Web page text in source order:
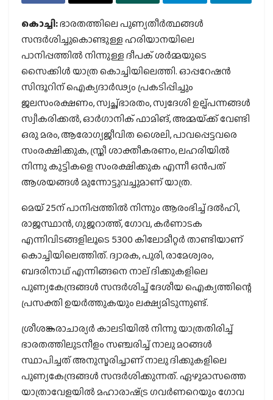
കൊച്ചി:ഭാരതത്തിലെ പുണ്യതീര്‍ത്ഥങ്ങള്‍
സന്ദര്‍ശിച്ചുകൊണ്ടുള്ള ഹരിയാനയിലെ
പാനിപ്പത്തില്‍ നിന്നുള്ള ദീപക് ശര്‍മ്മയുടെ
സൈക്കിള്‍ യാത്ര കൊച്ചിയിലെത്തി. ഓപ്പറേഷന്‍
സിന്ദൂറിന് ഐക്യദാര്‍ഢ്യം പ്രകടിപ്പിച്ചും
ജലസംരക്ഷണം, സ്വച്ഛ്ഭാരതം, സ്വദേശി ഉല്പ്പന്നങ്ങള്‍
സ്വീകരിക്കല്‍, ഓര്‍ഗാനിക് ഫാമിങ്, അമ്മയ്‌ക്ക് വേണ്ടി
ഒരു മരം, ആരോഗ്യജീവിത ശൈലി, പാവപ്പെട്ടവരെ
സംരക്ഷിക്കുക, സ്ത്രീ ശാക്തീകരണം, ലഹരിയില്‍
നിന്നു കുട്ടികളെ സംരക്ഷിക്കുക എന്നീ ഒന്‍പത്
ആശയങ്ങള്‍ മുന്നോട്ടുവച്ചുമാണ് യാത്ര.
മെയ് 25ന് പാനിപ്പത്തില്‍ നിന്നും ആരംഭിച്ച് ദല്‍ഹി,
രാജസ്ഥാന്‍, ഗുജറാത്ത്, ഗോവ, കര്‍ണാടക
എന്നിവിടങ്ങളിലൂടെ 5300 കിലോമീറ്റര്‍ താണ്ടിയാണ്
കൊച്ചിയിലെത്തിത്. ദ്വാരക, പുരി, രാമേശ്വരം,
ബദരിനാഥ് എന്നിങ്ങനെ നാല് ദിക്കുകളിലെ
പുണ്യകേന്ദ്രങ്ങള്‍ സന്ദര്‍ശിച്ച് ദേശീയ ഐക്യത്തിന്റെ
പ്രസക്തി ഉയര്‍ത്തുകയും ലക്ഷ്യമിടുന്നുണ്ട്.
ശ്രീശങ്കരാചാര്യര്‍ കാലടിയില്‍ നിന്നു യാത്രതിരിച്ച്
ഭാരതത്തിലുടനീളം സഞ്ചരിച്ച് നാലു മഠങ്ങള്‍
സ്ഥാപിച്ചത് അനുസ്മരിച്ചാണ് നാലു ദിക്കുകളിലെ
പുണ്യകേന്ദ്രങ്ങള്‍ സന്ദര്‍ശിക്കുന്നത്. ഏഴുമാസത്തെ
യാത്രാവേളയില്‍ മഹാരാഷ്‌ട്ര ഗവര്‍ണറെയും ഗോവ